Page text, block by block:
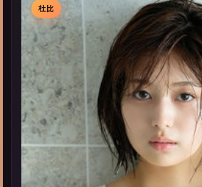
杜比